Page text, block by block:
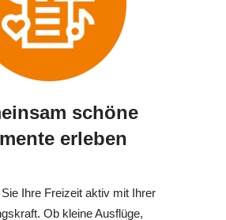
schöne
erleben
Ihre Freizeit aktiv mit Ihrer
Ob kleine Ausflüge,